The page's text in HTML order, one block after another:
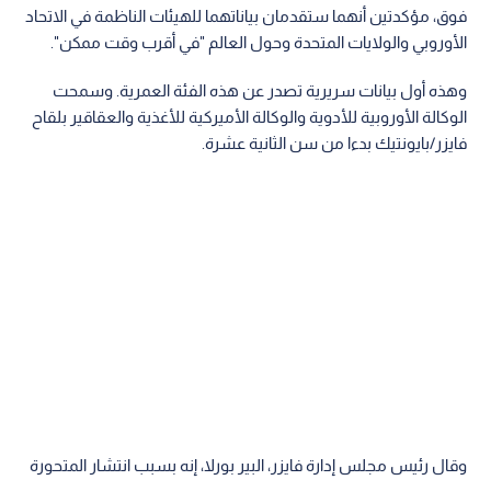
فوق، مؤكدتين أنهما ستقدمان بياناتهما للهيئات الناظمة في الاتحاد
الأوروبي والولايات المتحدة وحول العالم "في أقرب وقت ممكن".
وهذه أول بيانات سريرية تصدر عن هذه الفئة العمرية. وسمحت
الوكالة الأوروبية للأدوية والوكالة الأميركية للأغذية والعقاقير بلقاح
فايزر/بايونتيك بدءا من سن الثانية عشرة.
وقال رئيس مجلس إدارة فايزر، البير بورلا، إنه بسبب انتشار المتحورة